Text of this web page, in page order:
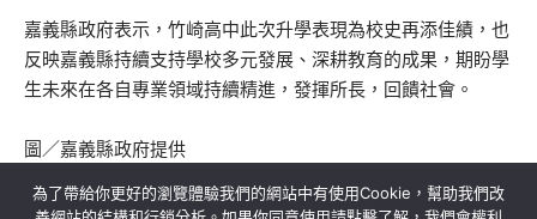
嘉義縣政府表示，竹崎高中此次升學表現為校史再添佳績，也
反映嘉義縣持續支持學校多元發展、深耕教育的成果，期盼學
生未來在各自專業領域持續精進，發揮所長，回饋社會。
圖／嘉義縣政府提供
為了帶給你更好的瀏覽體驗我們的網站中有使用Cookie，幫助我們改